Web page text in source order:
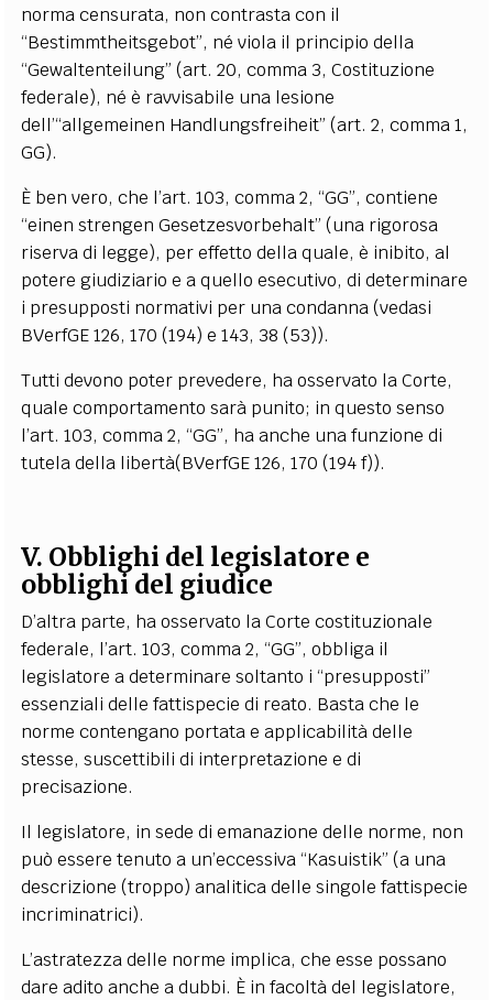
norma censurata, non contrasta con il
“Bestimmtheitsgebot”, né viola il principio della
“Gewaltenteilung” (art. 20, comma 3, Costituzione
federale), né è ravvisabile una lesione
dell’“allgemeinen Handlungsfreiheit” (art. 2, comma 1,
GG).
È ben vero, che l’art. 103, comma 2, “GG”, contiene
“einen strengen Gesetzesvorbehalt” (una rigorosa
riserva di legge), per effetto della quale, è inibito, al
potere giudiziario e a quello esecutivo, di determinare
i presupposti normativi per una condanna (vedasi
BVerfGE 126, 170 (194) e 143, 38 (53)).
Tutti devono poter prevedere, ha osservato la Corte,
quale comportamento sarà punito; in questo senso
l’art. 103, comma 2, “GG”, ha anche una funzione di
tutela della libertà(BVerfGE 126, 170 (194 f)).
V. Obblighi del legislatore e
obblighi del giudice
D’altra parte, ha osservato la Corte costituzionale
federale, l’art. 103, comma 2, “GG”, obbliga il
legislatore a determinare soltanto i “presupposti”
essenziali delle fattispecie di reato. Basta che le
norme contengano portata e applicabilità delle
stesse, suscettibili di interpretazione e di
precisazione.
Il legislatore, in sede di emanazione delle norme, non
può essere tenuto a un’eccessiva “Kasuistik” (a una
descrizione (troppo) analitica delle singole fattispecie
incriminatrici).
L’astratezza delle norme implica, che esse possano
dare adito anche a dubbi. È in facoltà del legislatore,